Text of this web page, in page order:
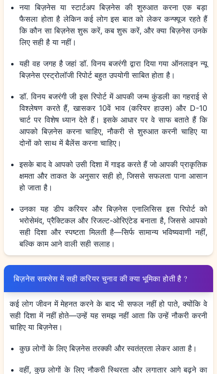
नया बिज़नेस या स्टार्टअप बिज़नेस की शुरुआत करना एक बड़ा
फैसला होता है लेकिन कई लोग इस बात को लेकर कन्फ्यूज रहते हैं
कि कौन सा बिज़नेस शुरू करें, कब शुरू करें, और क्या बिज़नेस उनके
लिए सही है या नहीं।
यही वह जगह है जहां डॉ. विनय बजरंगी द्वारा दिया गया ऑनलाइन न्यू
बिज़नेस एस्ट्रोलॉजी रिपोर्ट बहुत उपयोगी साबित होता है।
डॉ. विनय बजरंगी जी इस रिपोर्ट में आपकी जन्म कुंडली का गहराई से
विश्लेषण करते हैं, खासकर 10वें भाव (करियर हाउस) और D-10
चार्ट पर विशेष ध्यान देते हैं। इसके आधार पर वे साफ बताते हैं कि
आपको बिज़नेस करना चाहिए, नौकरी से शुरुआत करनी चाहिए या
दोनों को साथ में बैलेंस करना चाहिए।
इसके बाद वे आपको उसी दिशा में गाइड करते हैं जो आपकी प्राकृतिक
क्षमता और ताकत के अनुसार सही हो, जिससे सफलता पाना आसान
हो जाता है।
उनका यह डीप करियर और बिज़नेस एनालिसिस इस रिपोर्ट को
भरोसेमंद, प्रैक्टिकल और रिजल्ट-ओरिएंटेड बनाता है, जिससे आपको
सही दिशा और स्पष्टता मिलती है—सिर्फ सामान्य भविष्यवाणी नहीं,
बल्कि काम आने वाली सही सलाह।
बिज़नेस सक्सेस में सही करियर चुनाव की क्या भूमिका होती है ?
कई लोग जीवन में मेहनत करने के बाद भी सफल नहीं हो पाते, क्योंकि वे
सही दिशा में नहीं होते—उन्हें यह समझ नहीं आता कि उन्हें नौकरी करनी
चाहिए या बिज़नेस।
कुछ लोगों के लिए बिज़नेस तरक्की और स्वतंत्रता लेकर आता है।
वहीं, कुछ लोगों के लिए नौकरी स्थिरता और लगातार आगे बढ़ने का